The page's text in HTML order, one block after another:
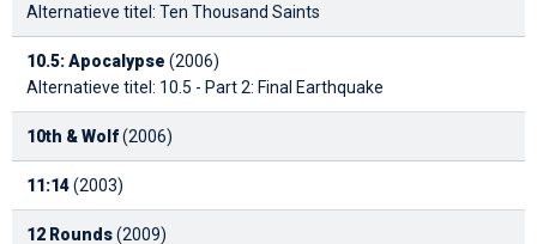
Alternatieve titel: Ten Thousand Saints
10.5: Apocalypse (2006)
Alternatieve titel: 10.5 - Part 2: Final Earthquake
10th & Wolf(2006)
11:14(2003)
12 Rounds(2009)